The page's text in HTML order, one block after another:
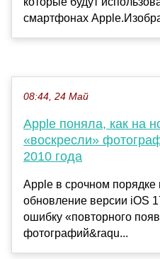
смартфонах
08:44, 24 Май
Apple поняла, как на
«воскресли»
2010 года
Apple в срочном
обновление версии iOS
ошибку «повторного
фотографий&raqu...